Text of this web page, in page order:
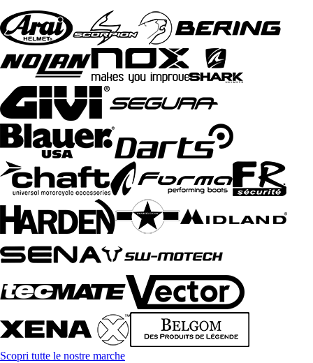
Scopri tutte le nostre marche